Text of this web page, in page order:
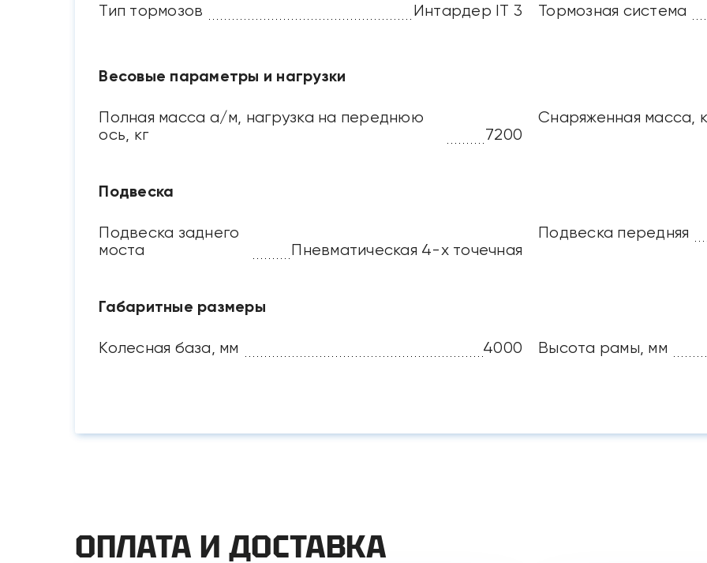
Тип тормозов Интардер IT 3 Тормозная система
Весовые параметры и нагрузки
Полная масса а/м, нагрузка на переднюю
ось, кг
7200
Снаряженная масса,
Подвеска
Подвеска заднего
моста
Пневматическая 4-х точечная
Подвеска передняя
Габаритные размеры
Колесная база, мм 4000 Высота рамы, мм
ОПЛАТА И ДОСТАВКА